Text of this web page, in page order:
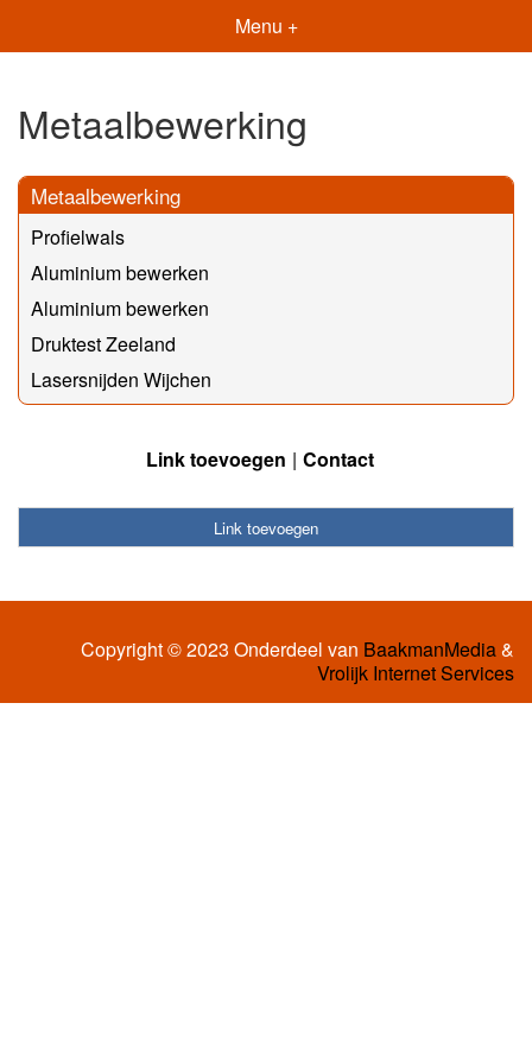
Menu +
Metaalbewerking
Metaalbewerking
Profielwals
Aluminium bewerken
Aluminium bewerken
Druktest Zeeland
Lasersnijden Wijchen
Link toevoegen Contact
Link toevoegen
Copyright © 2023 Onderdeel van BaakmanMedia&
Vrolijk Internet Services